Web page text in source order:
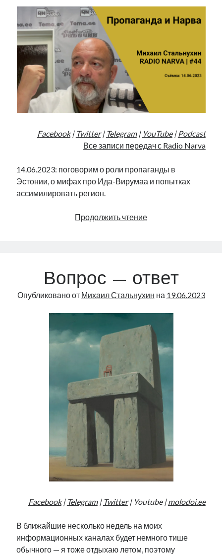
Facebook| Twitter| Telegram| YouTube| Podcast
Все записи передач с Radio Narva
14.06.2023: поговорим о роли пропаганды в
Эстонии, о мифах про Ида-Вирумаа и попытках
ассимилировать регион.
Продолжить чтениеПропаганда
Narva
44
Вопрос — ответ
Опубликовано от Михаил Стальнухин на 19.06.2023
Facebook| Telegram| Twitter| Youtube |molodoi.ee
В ближайшие несколько недель на моих
информационных каналах будет немного тише
обычного — я тоже отдыхаю летом, поэтому